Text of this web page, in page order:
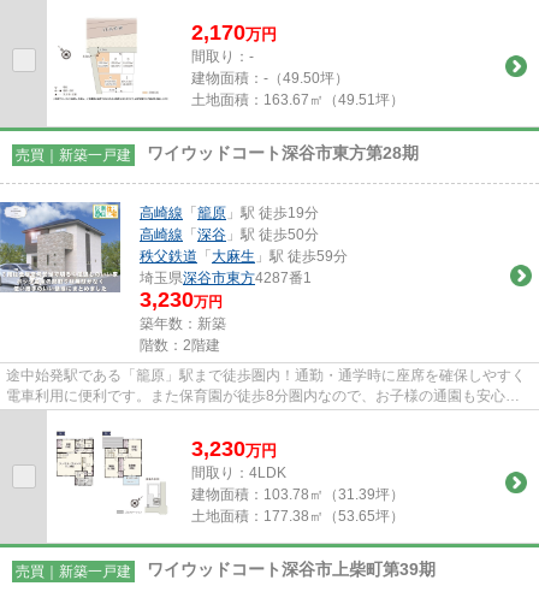
2,170万円
間取り：-
建物面積： -（49.50坪）
土地面積： 163.67㎡（49.51坪）
売買｜新築一戸建 ワイウッドコート深谷市東方第28期
高崎線 「籠原 」駅 徒歩19分
高崎線 「深谷 」駅 徒歩50分
秩父鉄道 「大麻生 」駅 徒歩59分
埼玉県深谷市東方4287番1
3,230万円
築年数：新築
階数：2階建
途中始発駅である「籠原」駅まで徒歩圏内！通勤・通学時に座席を確保しやすく
電車利用に便利です。また保育園が徒歩8分圏内なので、お子様の通園も安心で
す♪また、スーパー・ホームセ...
3,230万円
間取り：4LDK
建物面積： 103.78㎡（31.39坪）
土地面積： 177.38㎡（53.65坪）
売買｜新築一戸建 ワイウッドコート深谷市上柴町第39期